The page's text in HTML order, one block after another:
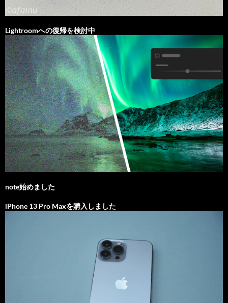
Lightroomへの復帰を検討中
note始めました
iPhone 13 Pro Maxを購入しました